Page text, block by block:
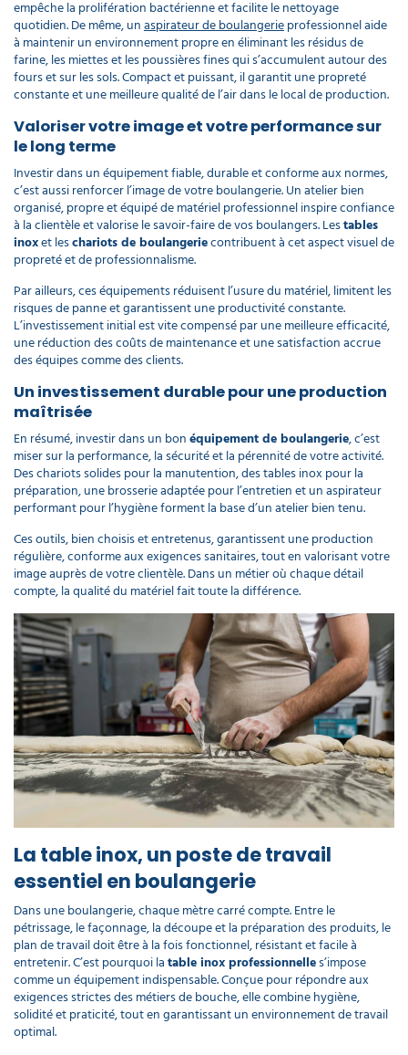
empêche la prolifération bactérienne et facilite le nettoyage
quotidien. De même, unaspirateur de boulangerieprofessionnel aide
à maintenir un environnement propre en éliminant les résidus de
farine, les miettes et les poussières fines qui s’accumulent autour des
fours et sur les sols. Compact et puissant, il garantit une propreté
constante et une meilleure qualité de l’air dans le local de production.
Valoriser votre image et votre performance sur
le long terme
Investir dans un équipement fiable, durable et conforme aux normes,
c’est aussi renforcer l’image de votre boulangerie. Un atelier bien
organisé, propre et équipé de matériel professionnel inspire confiance
à la clientèle et valorise le savoir-faire de vos boulangers. Lestables
inoxet leschariots de boulangeriecontribuent à cet aspect visuel de
propreté et de professionnalisme.
Par ailleurs, ces équipements réduisent l’usure du matériel, limitent les
risques de panne et garantissent une productivité constante.
L’investissement initial est vite compensé par une meilleure efficacité,
une réduction des coûts de maintenance et une satisfaction accrue
des équipes comme des clients.
Un investissement durable pour une production
maîtrisée
En résumé, investir dans un bonéquipement de boulangerie, c’est
miser sur la performance, la sécurité et la pérennité de votre activité.
Des chariots solides pour la manutention, des tables inox pour la
préparation, une brosserie adaptée pour l’entretien et un aspirateur
performant pour l’hygiène forment la base d’un atelier bien tenu.
Ces outils, bien choisis et entretenus, garantissent une production
régulière, conforme aux exigences sanitaires, tout en valorisant votre
image auprès de votre clientèle. Dans un métier où chaque détail
compte, la qualité du matériel fait toute la différence.
La table inox, un poste de travail
essentiel en boulangerie
Dans une boulangerie, chaque mètre carré compte. Entre le
pétrissage, le façonnage, la découpe et la préparation des produits, le
plan de travail doit être à la fois fonctionnel, résistant et facile à
entretenir. C’est pourquoi latable inox professionnelles’impose
comme un équipement indispensable. Conçue pour répondre aux
exigences strictes des métiers de bouche, elle combine hygiène,
solidité et praticité, tout en garantissant un environnement de travail
optimal.